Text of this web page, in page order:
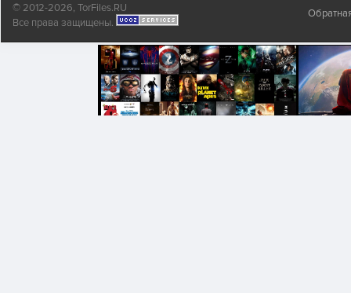
© 2012-2026, TorFiles.RU
Все права защищены.